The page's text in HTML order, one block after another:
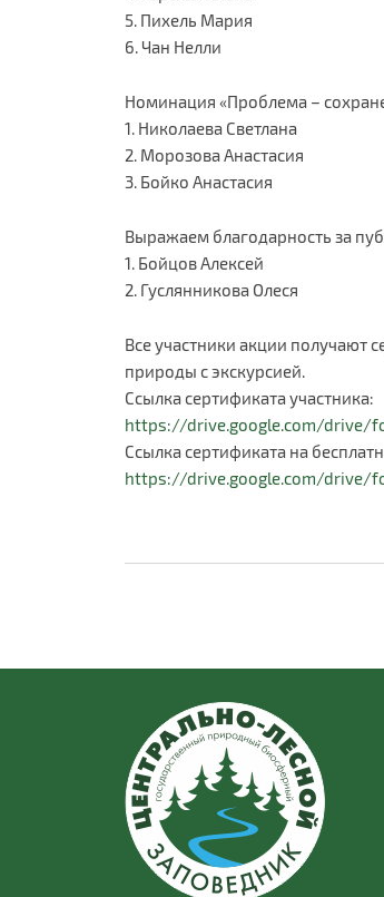
5. Пихель Мария
6. Чан Нелли
Номинация «Проблема –
1. Николаева Светлана
2. Морозова Анастасия
3. Бойко Анастасия
Выражаем благодарность за
1. Бойцов Алексей
2. Гуслянникова Олеся
Все участники акции получают
природы с экскурсией.
Ссылка сертификата участника:
https://drive.google.com/drive/
Ссылка сертификата на
https://drive.google.com/drive/